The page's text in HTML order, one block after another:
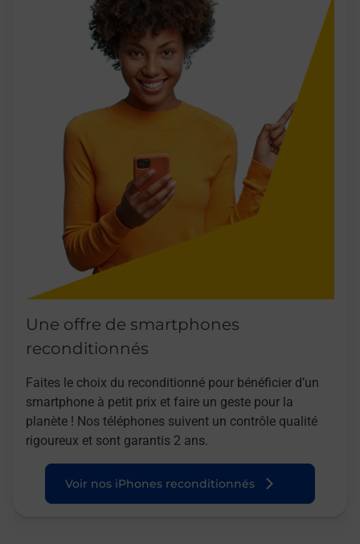
Une offre de smartphones
reconditionnés
Faites le choix du reconditionné pour bénéficier d’un
smartphone à petit prix et faire un geste pour la
planète ! Nos téléphones suivent un contrôle qualité
rigoureux et sont garantis 2 ans.
Voir nos iPhones reconditionnés